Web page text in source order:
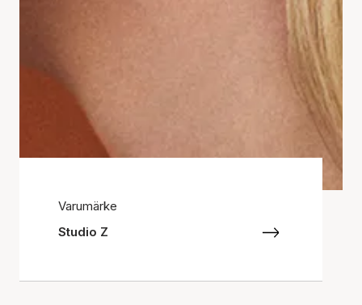
Varumärke
Studio Z